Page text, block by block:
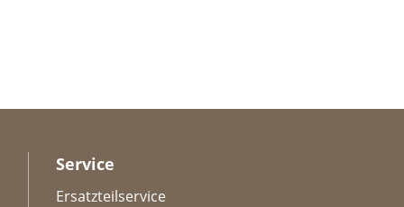
Service
Ersatzteilservice